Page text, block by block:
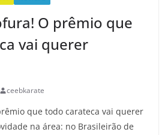
O prêmio que
vai querer
ceebkarate
que todo carateca vai querer
na área: no Brasileirão de